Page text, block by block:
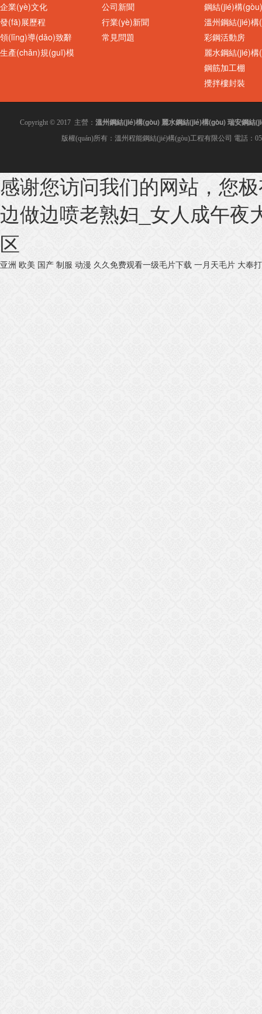
PVC采光板 溫州采光瓦 960型夾芯
企業(yè)文化
發(fā)展歷程
領(lǐng)導(dǎo)致辭
生產(chǎn)規(guī)模
公司新聞
行業(yè)新聞
常見問題
鋼結(jié)構
溫州鋼結(jié)構
彩鋼活動房
麗水鋼結(jié)構
鋼筋加工棚
攪拌樓封裝
Copyright © 2017 主營： 溫州鋼結(jié)構(gòu) 麗水鋼結(jié)構(gòu)瑞安鋼結
版權(quán)所有：溫州程能鋼結(jié)構(gòu)工程有限公司 電話：
感谢您访问我们的网站，您
边做边喷老熟妇_女人成午夜
区
亚洲 欧美 国产 制服 动漫 久久免费观看一级毛片下载 一月天毛片 大奉